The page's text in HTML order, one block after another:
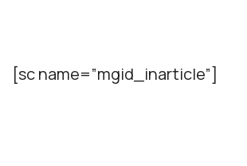
[sc name=”mgid_inarticle”]